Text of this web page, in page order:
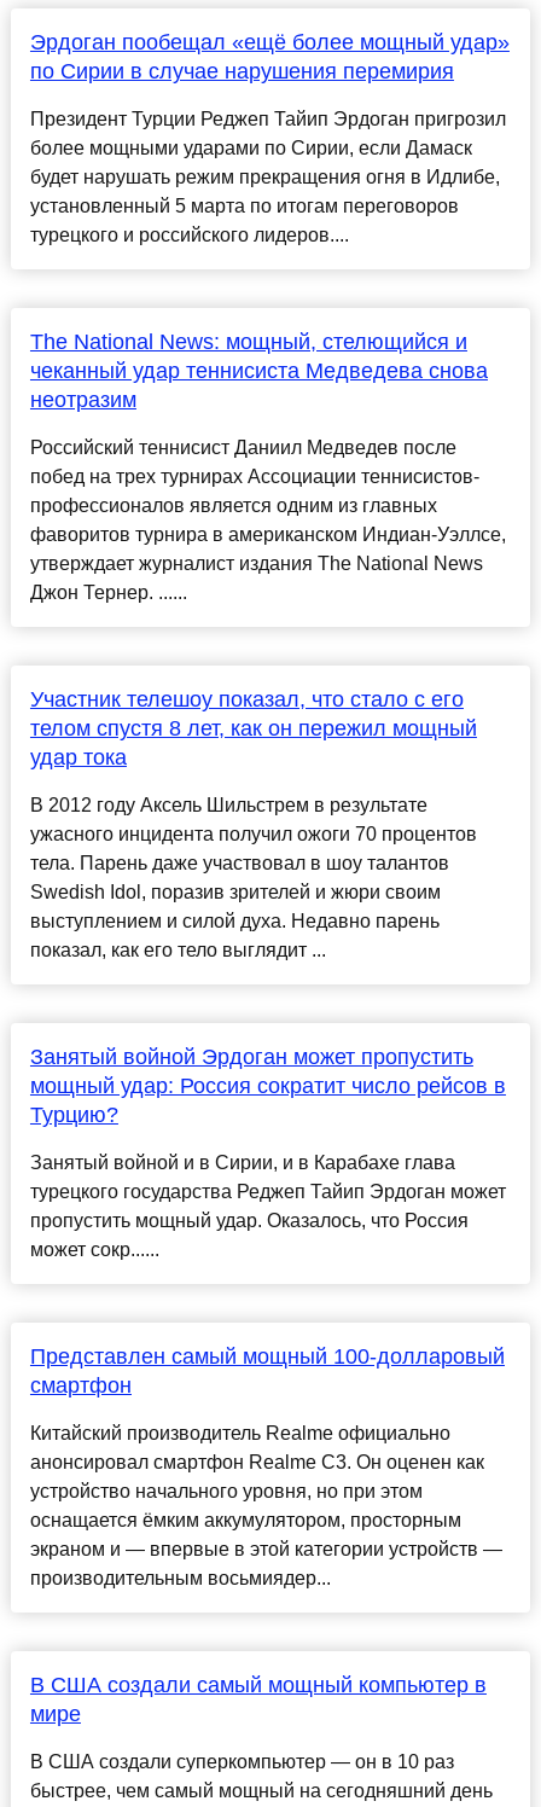
Эрдоган пообещал «ещё более мощный удар»
по Сирии в случае нарушения перемирия
Президент Турции Реджеп Тайип Эрдоган пригрозил
более мощными ударами по Сирии, если Дамаск
будет нарушать режим прекращения огня в Идлибе,
установленный 5 марта по итогам переговоров
турецкого и российского лидеров....
The National News: мощный, стелющийся и
чеканный удар теннисиста Медведева снова
неотразим
Российский теннисист Даниил Медведев после
побед на трех турнирах Ассоциации теннисистов-
профессионалов является одним из главных
фаворитов турнира в американском Индиан-Уэллсе,
утверждает журналист издания The National News
Джон Тернер. ......
Участник телешоу показал, что стало с его
телом спустя 8 лет, как он пережил мощный
удар тока
В 2012 году Аксель Шильстрем в результате
ужасного инцидента получил ожоги 70 процентов
тела. Парень даже участвовал в шоу талантов
Swedish Idol, поразив зрителей и жюри своим
выступлением и силой духа. Недавно парень
показал, как его тело выглядит ...
Занятый войной Эрдоган может пропустить
мощный удар: Россия сократит число рейсов в
Турцию?
Занятый войной и в Сирии, и в Карабахе глава
турецкого государства Реджеп Тайип Эрдоган может
пропустить мощный удар. Оказалось, что Россия
может сокр......
Представлен самый мощный 100-долларовый
смартфон
Китайский производитель Realme официально
анонсировал смартфон Realme C3. Он оценен как
устройство начального уровня, но при этом
оснащается ёмким аккумулятором, просторным
экраном и — впервые в этой категории устройств —
производительным восьмиядер...
В США создали самый мощный компьютер в
мире
В США создали суперкомпьютер — он в 10 раз
быстрее, чем самый мощный на сегодняшний день